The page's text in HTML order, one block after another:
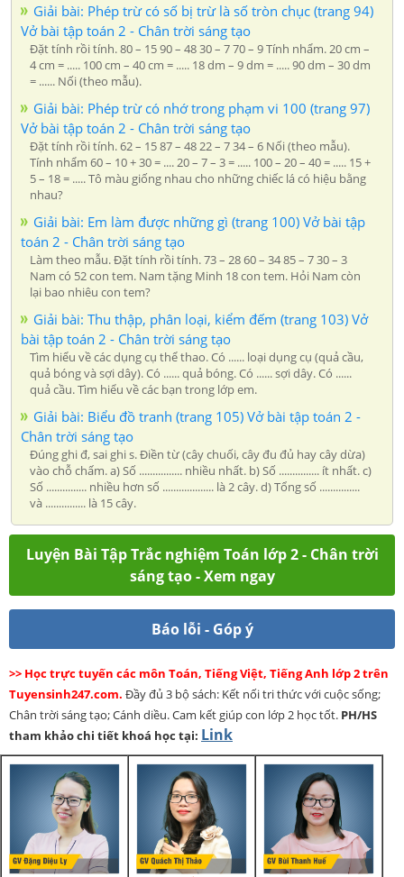
Giải bài: Phép trừ có số bị trừ là số tròn chục (trang 94)
Vở bài tập toán 2 - Chân trời sáng tạo
Đặt tính rồi tính. 80 – 15 90 – 48 30 – 7 70 – 9 Tính nhẩm. 20 cm –
4 cm = ..... 100 cm – 40 cm = ..... 18 dm – 9 dm = ..... 90 dm – 30 dm
= ...... Nối (theo mẫu).
Giải bài: Phép trừ có nhớ trong phạm vi 100 (trang 97)
Vở bài tập toán 2 - Chân trời sáng tạo
Đặt tính rồi tính. 62 – 15 87 – 48 22 – 7 34 – 6 Nối (theo mẫu).
Tính nhẩm 60 – 10 + 30 = .... 20 – 7 – 3 = ..... 100 – 20 – 40 = ..... 15 +
5 – 18 = ..... Tô màu giống nhau cho những chiếc lá có hiệu bằng
nhau?
Giải bài: Em làm được những gì (trang 100) Vở bài tập
toán 2 - Chân trời sáng tạo
Làm theo mẫu. Đặt tính rồi tính. 73 – 28 60 – 34 85 – 7 30 – 3
Nam có 52 con tem. Nam tặng Minh 18 con tem. Hỏi Nam còn
lại bao nhiêu con tem?
Giải bài: Thu thập, phân loại, kiểm đếm (trang 103) Vở
bài tập toán 2 - Chân trời sáng tạo
Tìm hiểu về các dụng cụ thể thao. Có ...... loại dụng cụ (quả cầu,
quả bóng và sợi dây). Có ...... quả bóng. Có ...... sợi dây. Có ......
quả cầu. Tìm hiểu về các bạn trong lớp em.
Giải bài: Biểu đồ tranh (trang 105) Vở bài tập toán 2 -
Chân trời sáng tạo
Đúng ghi đ, sai ghi s. Điền từ (cây chuối, cây đu đủ hay cây dừa)
vào chỗ chấm. a) Số ................ nhiều nhất. b) Số ............... ít nhất. c)
Số ............... nhiều hơn số ................... là 2 cây. d) Tổng số ...............
và ............... là 15 cây.
Luyện Bài Tập Trắc nghiệm Toán lớp 2 - Chân trời
sáng tạo - Xem ngay
Báo lỗi - Góp ý
>> Học trực tuyến các môn Toán, Tiếng Việt, Tiếng Anh lớp 2 trên
Tuyensinh247.com. Đầy đủ 3 bộ sách: Kết nối tri thức với cuộc sống;
Chân trời sáng tạo; Cánh diều. Cam kết giúp con lớp 2 học tốt. PH/HS
tham khảo chi tiết khoá học tại: Link